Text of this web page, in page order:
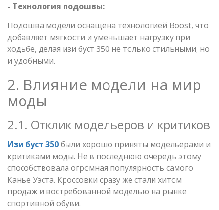
- Технология подошвы:
Подошва модели оснащена технологией Boost, что
добавляет мягкости и уменьшает нагрузку при
ходьбе, делая изи буст 350 не только стильными, но
и удобными.
2. Влияние модели на мир
моды
2.1. Отклик модельеров и критиков
Изи буст 350были хорошо приняты модельерами и
критиками моды. Не в последнюю очередь этому
способствовала огромная популярность самого
Канье Уэста. Кроссовки сразу же стали хитом
продаж и востребованной моделью на рынке
спортивной обуви.